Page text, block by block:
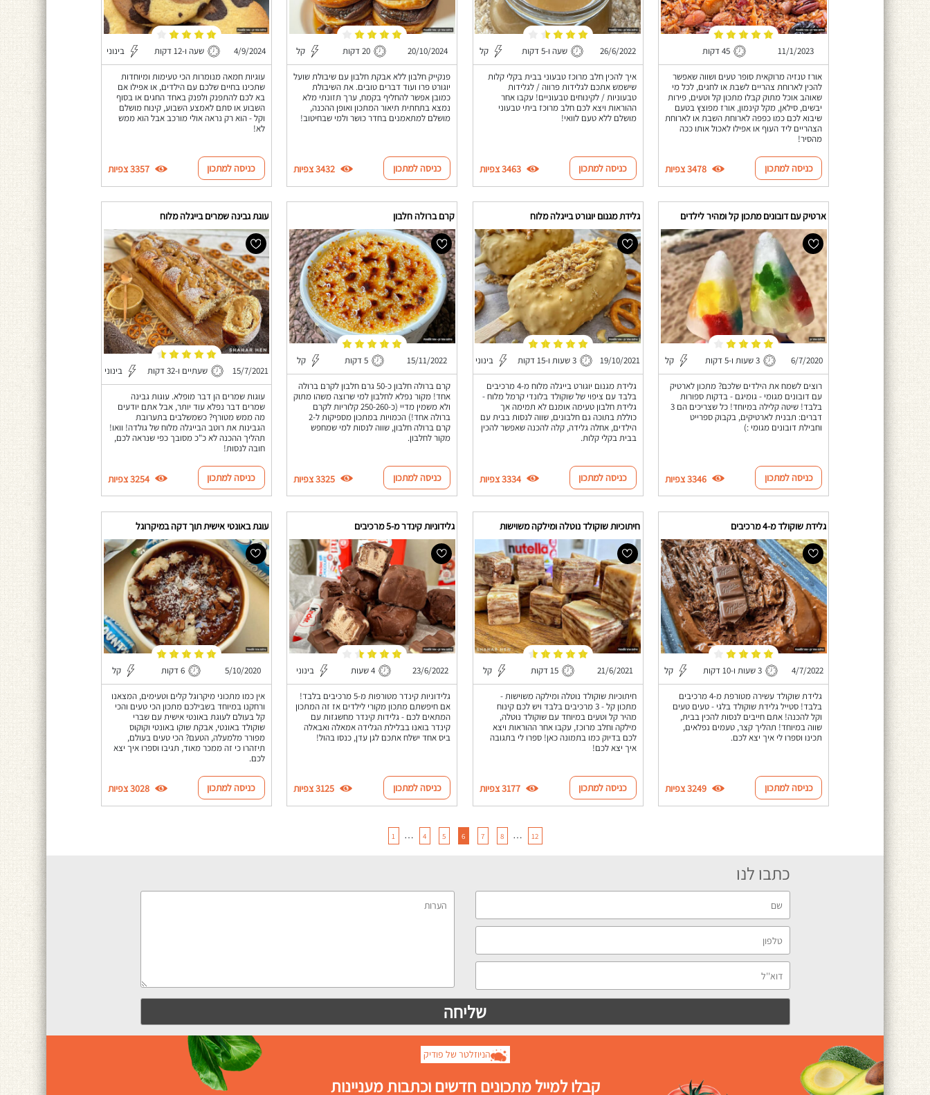
11/1/2023 45 דקות
אורז טנזיה מרוקאית סופר טעים ושווה שאפשר
להכין לארוחת צהריים לשבת או לחגים, לכל מי
שאוהב אוכל מתוק קבלו מתכון קל וטעים, פירות
יבשים, סילאן, מקל קינמון, אורז מפוצץ בטעם
שיבוא לכם כמו כפפה לארוחת השבת או לארוחת
הצהריים ליד העוף או אפילו לאכול אותו ככה
מהסיר!
כניסה למתכון 3478 צפיות
26/6/2022 שעה ו-5 דקות קל
איך להכין חלב מרוכז טבעוני בבית בקלי קלות
שישמש אתכם לגלידות פרווה / לגלידות
טבעוניות / לקינוחים טבעוניים! עקבו אחר
ההוראות ויצא לכם חלב מרוכז ביתי טבעוני
מושלם ללא טעם לוואי!
כניסה למתכון 3463 צפיות
20/10/2024 20 דקות קל
פנקייק חלבון ללא אבקת חלבון עם שיבולת שועל
יוגורט פרו ועוד דברים טובים. את השיבולת
כמובן אפשר להחליף בקמח, ערך תזונתי מלא
נמצא בתחתית תיאור המתכון ואופן ההכנה,
מושלם למתאמנים בחדר כושר ולמי שבחיטוב!
כניסה למתכון 3432 צפיות
4/9/2024 שעה ו-12 דקות בינוני
עוגיות חמאה מנומרות הכי טעימות ומיוחדות
שתכינו בחיים שלכם עם הילדים, או אפילו אם
בא לכם להתפנק ולפנק באחד החגים או בסוף
השבוע או סתם לאמצע השבוע, קינוח מושלם
וקל - הוא רק נראה אולי מורכב אבל הוא ממש
לא!
כניסה למתכון 3357 צפיות
ארטיק עם דובונים מתכון קל ומהיר לילדים
6/7/2020 3 שעות ו-5 דקות קל
רוצים לשמח את הילדים שלכם? מתכון לארטיק
עם דובונים מגומי - גומיגם - בדקות ספורות
בלבד! שיטה קלילה במיוחד! כל שצריכים הם 3
דברים: תבנית לארטיקים, בקבוק ספרייט
וחבילת דובונים מגומי :)
כניסה למתכון 3346 צפיות
גלידת מגנום יוגורט בייגלה מלוח
19/10/2021 3 שעות ו-15 דקות בינוני
גלידת מגנום יוגורט בייגלה מלוח מ-4 מרכיבים
בלבד עם ציפוי של שוקולד בלונדי קרמל מלוח -
גלידת חלבון טעימה אומנם לא תמימה אך
כוללת בתוכה גם חלבונים, שווה לנסות בבית עם
הילדים, אחלה גלידה, קלה להכנה שאפשר להכין
בבית בקלי קלות.
כניסה למתכון 3334 צפיות
קרם ברולה חלבון
15/11/2022 5 דקות קל
קרם ברולה חלבון כ-50 גרם חלבון לקרם ברולה
אחד! מקור נפלא לחלבון למי שרוצה משהו מתוק
ולא משמין מדיי (כ-250-260 קלוריות לקרם
ברולה אחד!) הכמויות במתכון מספיקות ל-2
קרם ברולה חלבון, שווה לנסות למי שמחפש
מקור לחלבון.
כניסה למתכון 3325 צפיות
עוגת גבינה שמרים בייגלה מלוח
15/7/2021 שעתיים ו-32 דקות בינוני
עוגות שמרים הן דבר מופלא. עוגות גבינה
שמרים דבר נפלא עוד יותר, אבל אתם יודעים
מה ממש מטורף? כשמשלבים בתערובת
הגבינות את רוטב הבייגלה מלוח של גולדה! וואו!
תהליך ההכנה לא כ"כ מסובך כפי שנראה לכם,
חובה לנסות!
כניסה למתכון 3254 צפיות
גלידת שוקולד מ-4 מרכיבים
4/7/2022 3 שעות ו-10 דקות קל
גלידת שוקולד עשירה מטורפת מ-4 מרכיבים
בלבד! סטייל גלידת שוקולד בלגי - טעים טעים
וקל להכנה! אתם חייבים לנסות להכין בבית,
שווה במיוחד! תהליך קצר, טעמים נפלאים,
תכינו וספרו לי איך יצא לכם.
כניסה למתכון 3249 צפיות
חיתוכיות שוקולד נוטלה ומילקה משוישות
21/6/2021 15 דקות קל
חיתוכיות שוקולד נוטלה ומילקה משוישות -
מתכון קל - 3 מרכיבים בלבד ויש לכם קינוח
מהיר קל וטעים במיוחד עם שוקולד נוטלה,
מילקה וחלב מרוכז, עקבו אחר ההוראות ויצא
לכם בדיוק כמו בתמונה כאן! ספרו לי בתגובה
איך יצא לכם!
כניסה למתכון 3177 צפיות
גלידוניות קינדר מ-5 מרכיבים
23/6/2022 4 שעות בינוני
גלידוניות קינדר מטורפות מ-5 מרכיבים בלבד!
אם חיפשתם מתכון מקורי לילדים אז זה המתכון
המתאים לכם - גלידות קינדר מחשגזות עם
קינדר בואנו בבלילת הגלידה אמאלה ואבאלה
ביס אחד ישלח אתכם לגן עדן, כנסו בהול!
כניסה למתכון 3125 צפיות
עוגת באונטי אישית תוך דקה במיקרוגל
5/10/2020 6 דקות קל
אין כמו מתכוני מיקרוגל קלים וטעימים, המצאנו
ורחקנו במיוחד בשבילכם מתכון הכי טעים והכי
קל בעולם לעוגת באונטי אישית עם שברי
שוקולד באונטי, אבקת שוקו באונטי וקוקוס
מפורר מלמעלה, הטעם? הכי טעים בעולם,
תיזהרו כי זה ממכר מאוד, תגיבו וספרו איך יצא
לכם.
כניסה למתכון 3028 צפיות
1 … 4 5 6 7 8 … 12
כתבו לנו
הניוזלטר של פודיק
קבלו למייל מתכונים חדשים וכתבות מעניינות